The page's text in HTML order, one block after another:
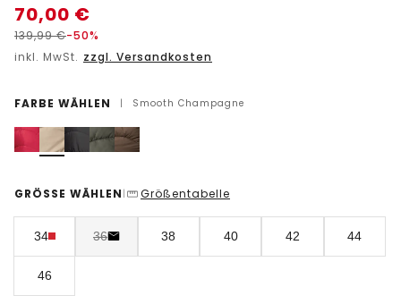
70,00 €
139,99€-50%
inkl. MwSt. zzgl. Versandkosten
FARBE WÄHLEN | Smooth Champagne
GRÖSSE WÄHLEN | Größentabelle
34 36 38 40 42 44
46